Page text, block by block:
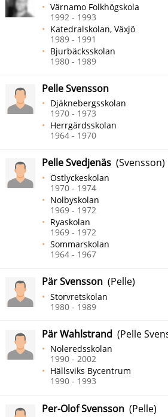
Värnamo Folkhögskola
1992 - 1993
Katedralskolan, Växjö
1989 - 1991
Bjurbäcksskolan
1980 - 1989
Pelle Svensson
Djäknebergsskolan
1970 - 1973
Herrgärdsskolan
1964 - 1970
Pelle Svedjenäs (Svensson)
Östlyckeskolan
1970 - 1974
Nolbyskolan
1969 - 1972
Ryaskolan
1969 - 1972
Sommarskolan
1964 - 1967
Pär Svensson (Pelle)
Storvretskolan
1980 - 1989
Pär Wahlstrand (Pelle
Noleredsskolan
1990 - 2002
Hällsviks Bycentrum
1990 - 1993
Per-Olof Svensson (Pelle)